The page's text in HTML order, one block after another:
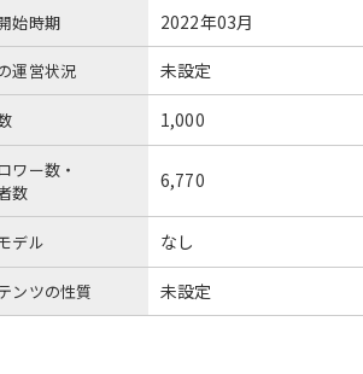
始時期 2022年03月
運営状況 未設定
1,000
ワー数・
数
6,770
デル なし
ンツの性質 未設定